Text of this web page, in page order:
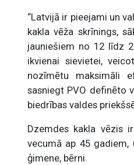
“Latvijā ir pieejami un
kakla vēža skrīnings,
jauniešiem no 12 līdz
ikvienai sievietei,
nozīmētu maksimāli
sasniegt PVO definēto
biedrības valdes
Dzemdes kakla vēzis
vecumā ap 45
ģimene, bērni.